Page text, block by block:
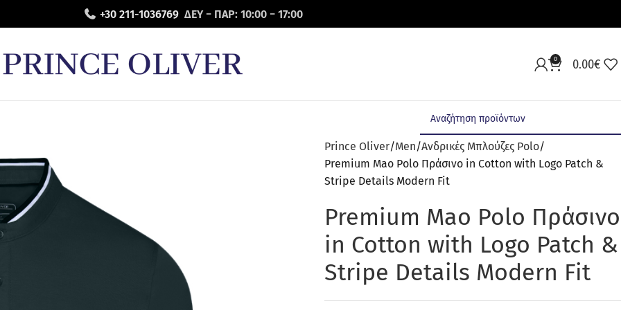
+30 211-1036769 ΔΕΥ − ΠΑΡ: 10:00 − 17:00
0 0.00€
Prince Oliver Men Ανδρικές Μπλούζες Polo
Premium Mao Polo Πράσινο in Cotton with Logo Patch &
Stripe Details Modern Fit
Premium Mao Polo Πράσινο
in Cotton with Logo Patch &
Stripe Details Modern Fit